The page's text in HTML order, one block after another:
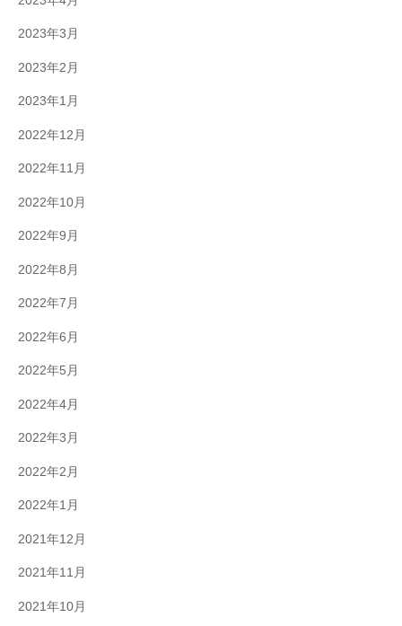
2023年3月
2023年2月
2023年1月
2022年12月
2022年11月
2022年10月
2022年9月
2022年8月
2022年7月
2022年6月
2022年5月
2022年4月
2022年3月
2022年2月
2022年1月
2021年12月
2021年11月
2021年10月